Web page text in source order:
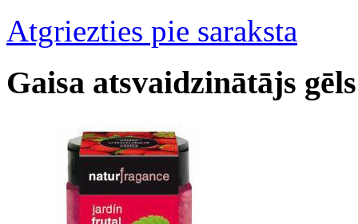
Atgriezties pie saraksta
Gaisa atsvaidzinātājs